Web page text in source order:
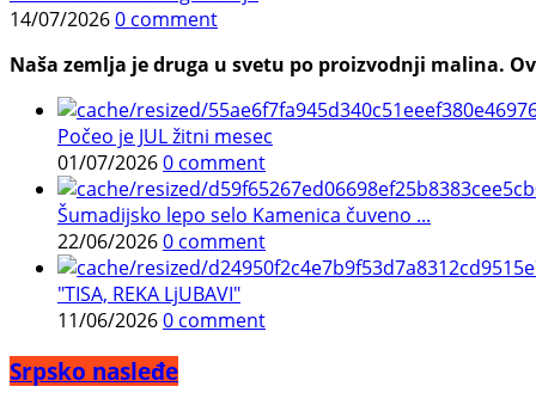
14/07/20260 comment
Naša zemlja je druga u svetu po proizvodnji malina.
Počeo je JUL žitni mesec
01/07/20260 comment
Šumadijsko lepo selo Kamenica čuveno ...
22/06/20260 comment
"TISA, REKA LjUBAVI"
11/06/20260 comment
Srpsko nasleđe